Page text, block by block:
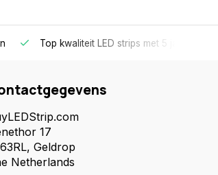
Top kwaliteit LED strips met 5 jaar
17
Geldrop
Netherlands